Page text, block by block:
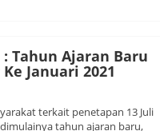
Tahun Ajaran Baru
Januari 2021
terkait penetapan 13 Juli
tahun ajaran baru,